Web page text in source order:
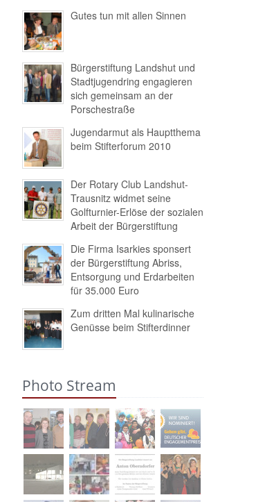
Gutes tun mit allen Sinnen
Bürgerstiftung Landshut und
Stadtjugendring engagieren
sich gemeinsam an der
Porschestraße
Jugendarmut als Hauptthema
beim Stifterforum 2010
Der Rotary Club Landshut-
Trausnitz widmet seine
Golfturnier-Erlöse der sozialen
Arbeit der Bürgerstiftung
Die Firma Isarkies sponsert
der Bürgerstiftung Abriss,
Entsorgung und Erdarbeiten
für 35.000 Euro
Zum dritten Mal kulinarische
Genüsse beim Stifterdinner
Photo Stream